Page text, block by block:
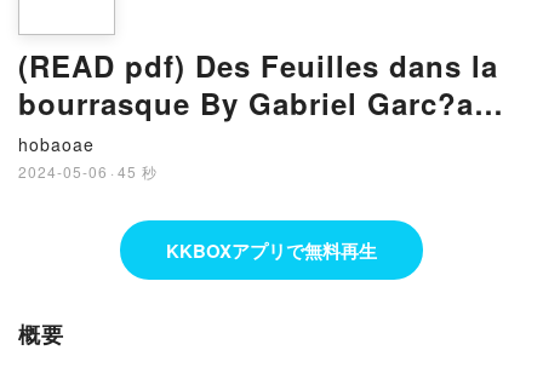
(READ pdf) Des Feuilles dans la
bourrasque By Gabriel Garc?a
M?rquez
hobaoae
2024-05-06 · 45 秒
KKBOXアプリで無料再生
概要